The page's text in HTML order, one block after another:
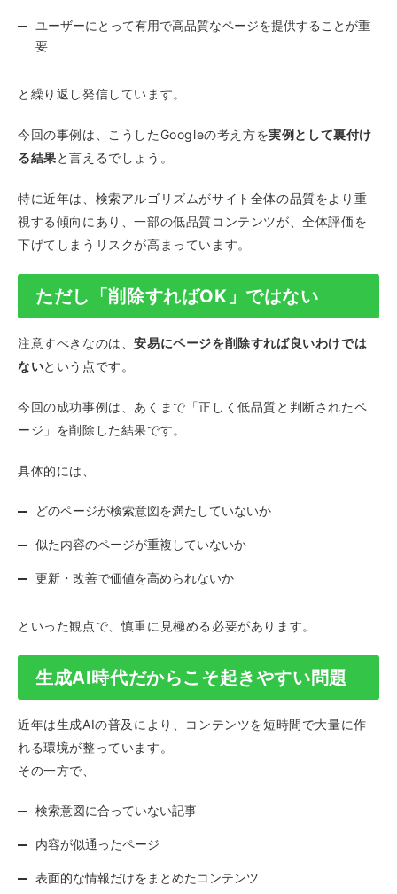
ユーザーにとって有用で高品質なページを提供することが重
要
と繰り返し発信しています。
今回の事例は、こうしたGoogleの考え方を実例として裏付け
る結果と言えるでしょう。
特に近年は、検索アルゴリズムがサイト全体の品質をより重
視する傾向にあり、一部の低品質コンテンツが、全体評価を
下げてしまうリスクが高まっています。
ただし「削除すればOK」ではない
注意すべきなのは、安易にページを削除すれば良いわけでは
ないという点です。
今回の成功事例は、あくまで「正しく低品質と判断されたペ
ージ」を削除した結果です。
具体的には、
どのページが検索意図を満たしていないか
似た内容のページが重複していないか
更新・改善で価値を高められないか
といった観点で、慎重に見極める必要があります。
生成AI時代だからこそ起きやすい問題
近年は生成AIの普及により、コンテンツを短時間で大量に作
れる環境が整っています。
その一方で、
検索意図に合っていない記事
内容が似通ったページ
表面的な情報だけをまとめたコンテンツ